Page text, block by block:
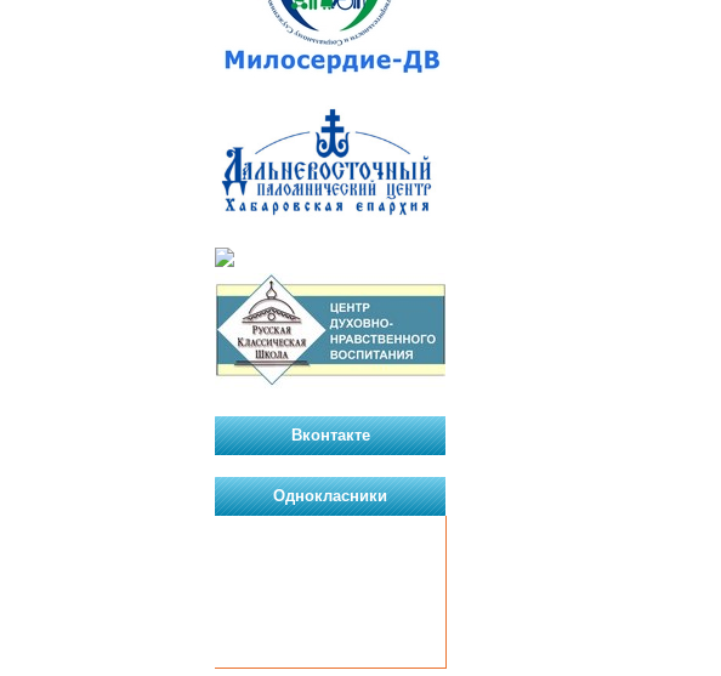
Вконтакте
Однокласники